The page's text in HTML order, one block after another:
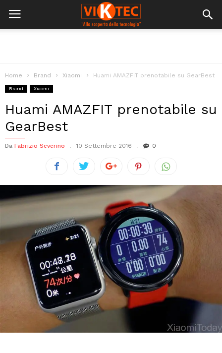
Home Brand Xiaomi Huami AMAZFIT prenotabile su GearBest
Brand Xiaomi
Huami AMAZFIT prenotabile su
GearBest
Da Fabrizio Severino 10 Settembre 2016 0